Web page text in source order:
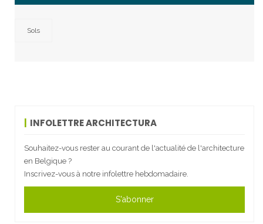
Sols
INFOLETTRE ARCHITECTURA
Souhaitez-vous rester au courant de l'actualité de l'architecture
en Belgique ?
Inscrivez-vous à notre infolettre hebdomadaire.
S'abonner